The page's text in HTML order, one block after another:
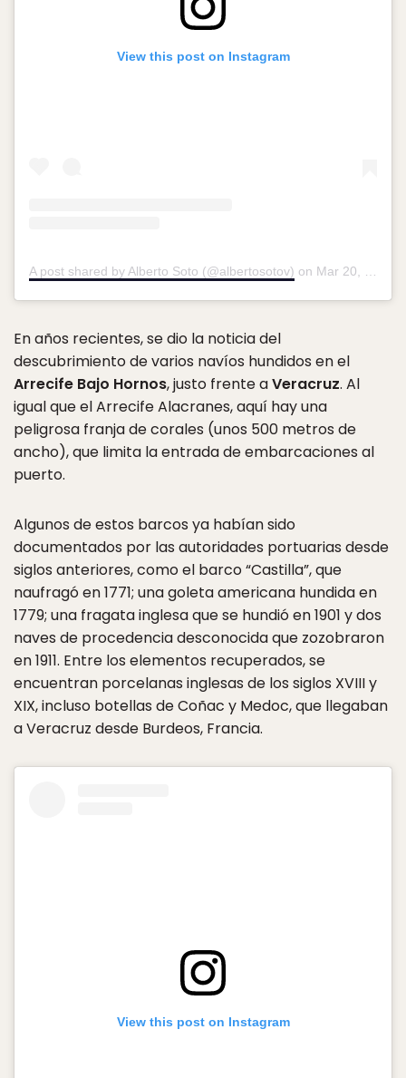
View this post on Instagram
A post shared by Alberto Soto (@albertosotov) on Mar 20, 2019 at 5:15pm PDT
En años recientes, se dio la noticia del
descubrimiento de varios navíos hundidos en el
Arrecife Bajo Hornos, justo frente aVeracruz. Al
igual que el Arrecife Alacranes, aquí hay una
peligrosa franja de corales (unos 500 metros de
ancho), que limita la entrada de embarcaciones al
puerto.
Algunos de estos barcos ya habían sido
documentados por las autoridades portuarias desde
siglos anteriores, como el barco “Castilla”, que
naufragó en 1771; una goleta americana hundida en
1779; una fragata inglesa que se hundió en 1901 y dos
naves de procedencia desconocida que zozobraron
en 1911. Entre los elementos recuperados, se
encuentran porcelanas inglesas de los siglos XVIII y
XIX, incluso botellas de Coñac y Medoc, que llegaban
a Veracruz desde Burdeos, Francia.
View this post on Instagram